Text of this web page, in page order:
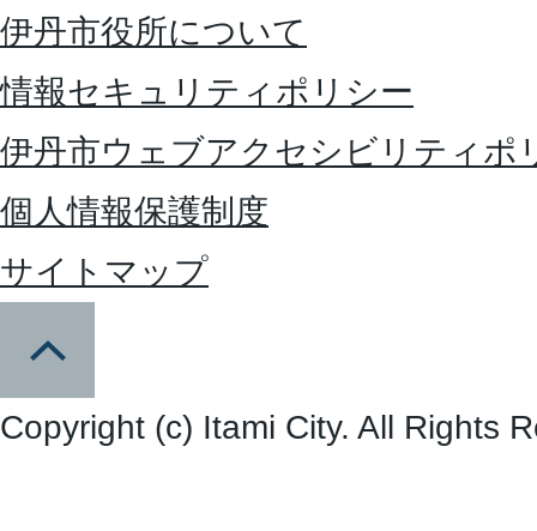
伊丹市役所について
情報セキュリティポリシー
伊丹市ウェブアクセシビリティポ
個人情報保護制度
サイトマップ
Copyright (c) Itami City. All Rights